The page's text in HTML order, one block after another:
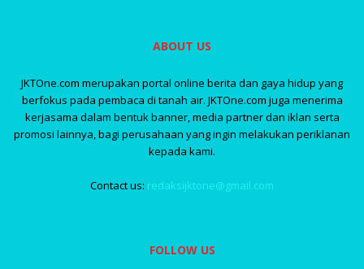
ABOUT US
JKTOne.com merupakan portal online berita dan gaya hidup yang
berfokus pada pembaca di tanah air. JKTOne.com juga menerima
kerjasama dalam bentuk banner, media partner dan iklan serta
promosi lainnya, bagi perusahaan yang ingin melakukan periklanan
kepada kami.
Contact us: redaksijktone@gmail.com
FOLLOW US